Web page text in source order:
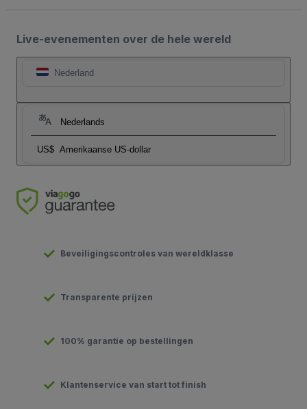
Live-evenementen over de hele wereld
Nederland
Nederlands
US$ Amerikaanse US-dollar
Beveiligingscontroles van wereldklasse
Transparente prijzen
100% garantie op bestellingen
Klantenservice van start tot finish